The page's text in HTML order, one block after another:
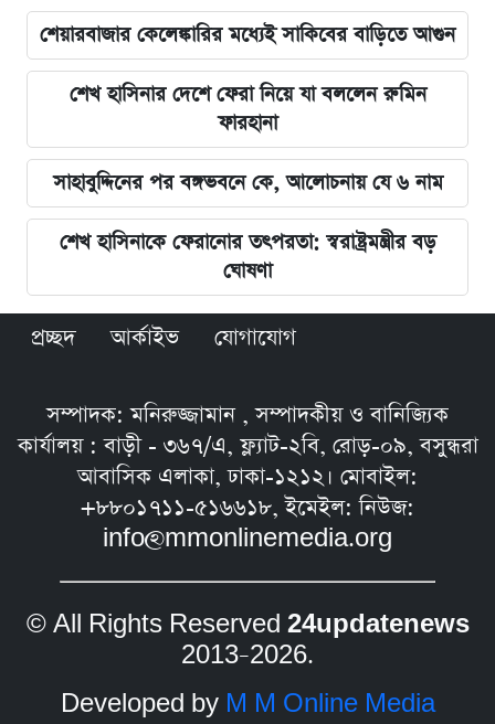
শেয়ারবাজার কেলেঙ্কারির মধ্যেই সাকিবের বাড়িতে আগুন
শেখ হাসিনার দেশে ফেরা নিয়ে যা বললেন রুমিন
ফারহানা
সাহাবুদ্দিনের পর বঙ্গভবনে কে, আলোচনায় যে ৬ নাম
শেখ হাসিনাকে ফেরানোর তৎপরতা: স্বরাষ্ট্রমন্ত্রীর বড়
ঘোষণা
প্রচ্ছদ আর্কাইভ যোগাযোগ
সম্পাদক: মনিরুজ্জামান , সম্পাদকীয় ও বানিজ্যিক
কার্যালয় : বাড়ী - ৩৬৭/এ, ফ্ল্যাট-২বি, রোড়-০৯, বসুন্ধরা
আবাসিক এলাকা, ঢাকা-১২১২। মোবাইল:
+৮৮০১৭১১-৫১৬৬১৮, ইমেইল: নিউজ:
info@mmonlinemedia.org
© All Rights Reserved 24updatenews
2013–2026.
Developed by M M Online Media